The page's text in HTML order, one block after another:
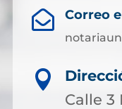
 Correo

Calle 3